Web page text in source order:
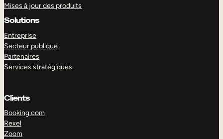
Mises à jour des produits
Solutions
Entreprise
Secteur publique
Partenaires
Services stratégiques
Clients
Booking.com
Rexel
Zoom